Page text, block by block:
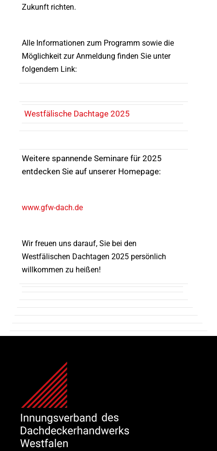
Zukunft richten.
Alle Informationen zum Programm sowie die
Möglichkeit zur Anmeldung finden Sie unter
folgendem Link:
Westfälische Dachtage 2025
Weitere spannende Seminare für 2025
entdecken Sie auf unserer Homepage:
www.gfw-dach.de
Wir freuen uns darauf, Sie bei den
Westfälischen Dachtagen 2025 persönlich
willkommen zu heißen!